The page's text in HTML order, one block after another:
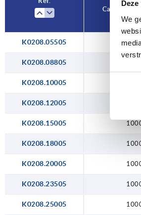
We
180
200
235
250
Capacité de
K0208.05505
K0208.08805
K0208.10005
K0208.12005
K0208.15005
K0208.18005
K0208.20005
K0208.23505
K0208.25005